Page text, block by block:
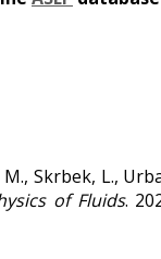
Skrbek, L.,
of Fluids.